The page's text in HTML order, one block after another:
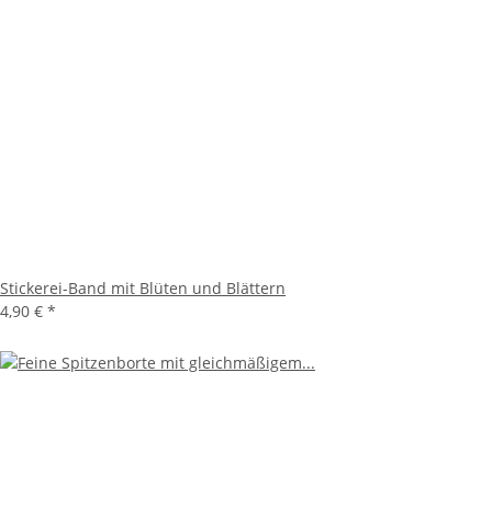
Stickerei-Band mit Blüten und Blättern
4,90 € *